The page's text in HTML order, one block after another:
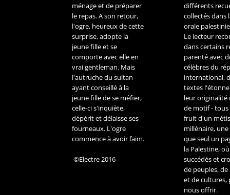
ménage et de préparer
le repas. A son retour,
l'ogre, heureux de cette
surprise, adopte la
jeune fille et se
comporte avec elle en
vrai gentleman. Mais
l'autruche du sultan
ayant conseillé à la
jeune fille de se méfier,
celle-ci s'inquiète,
dépérit et délaisse ses
fourneaux. L'ogre
commence à avoir faim.
©Electre 2016
différents
collectés dans
orale
Le lecteur
dans certains
parenté avec
célèbres du
international,
textes
leur originalité
de motif - tous
fruit d'un
millénaire,
que seul un
la Palestine,
succédés et
de peuples,
et de cultures,
nous offrir.